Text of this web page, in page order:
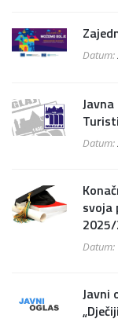
Datum:
Datum:
svoja
Datum:
Javni